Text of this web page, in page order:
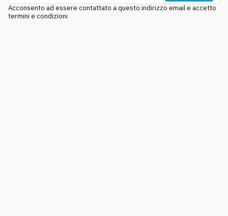
Acconsento ad essere contattato a questo indirizzo email e accetto
termini e condizioni